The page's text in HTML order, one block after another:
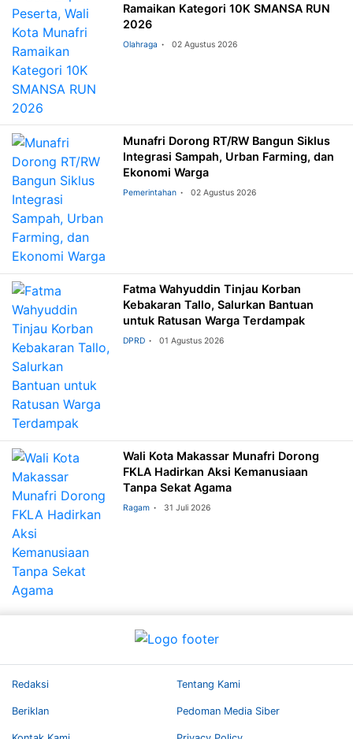
Ramaikan Kategori 10K SMANSA RUN
2026
Olahraga 02 Agustus 2026
Munafri Dorong RT/RW Bangun Siklus
Integrasi Sampah, Urban Farming, dan
Ekonomi Warga
Pemerintahan 02 Agustus 2026
Fatma Wahyuddin Tinjau Korban
Kebakaran Tallo, Salurkan Bantuan
untuk Ratusan Warga Terdampak
DPRD 01 Agustus 2026
Wali Kota Makassar Munafri Dorong
FKLA Hadirkan Aksi Kemanusiaan
Tanpa Sekat Agama
Ragam 31 Juli 2026
Redaksi Tentang Kami
Beriklan Pedoman Media Siber